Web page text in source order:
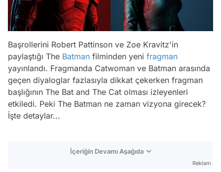
Başrollerini Robert Pattinson ve Zoe Kravitz'in
paylaştığı The Batman filminden yeni fragman
yayınlandı. Fragmanda Catwoman ve Batman arasında
geçen diyaloglar fazlasıyla dikkat çekerken fragman
başlığının The Bat and The Cat olması izleyenleri
etkiledi. Peki The Batman ne zaman vizyona girecek?
İşte detaylar...
İçeriğin Devamı Aşağıda
Reklam